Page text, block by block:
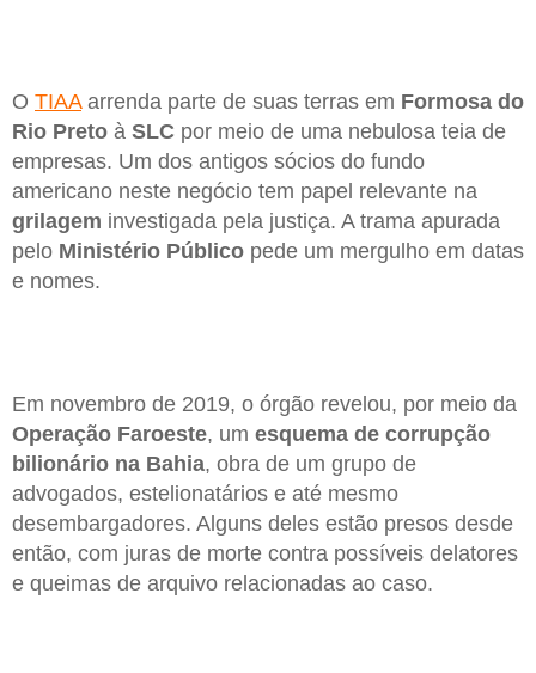
O TIAAarrenda parte de suas terras em Formosa do
Rio Preto à SLC por meio de uma nebulosa teia de
empresas. Um dos antigos sócios do fundo
americano neste negócio tem papel relevante na
grilagem investigada pela justiça. A trama apurada
pelo Ministério Público pede um mergulho em datas
e nomes.
Em novembro de 2019, o órgão revelou, por meio da
Operação Faroeste, um esquema de corrupção
bilionário na Bahia, obra de um grupo de
advogados, estelionatários e até mesmo
desembargadores. Alguns deles estão presos desde
então, com juras de morte contra possíveis delatores
e queimas de arquivo relacionadas ao caso.